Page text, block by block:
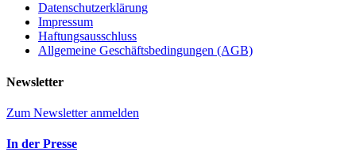
Datenschutzerklärung
Impressum
Haftungsausschluss
Allgemeine Geschäftsbedingungen (AGB)
Newsletter
Zum Newsletter anmelden
In der Presse